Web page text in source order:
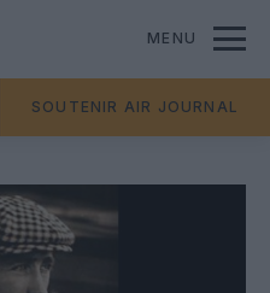
MENU
SOUTENIR AIR JOURNAL